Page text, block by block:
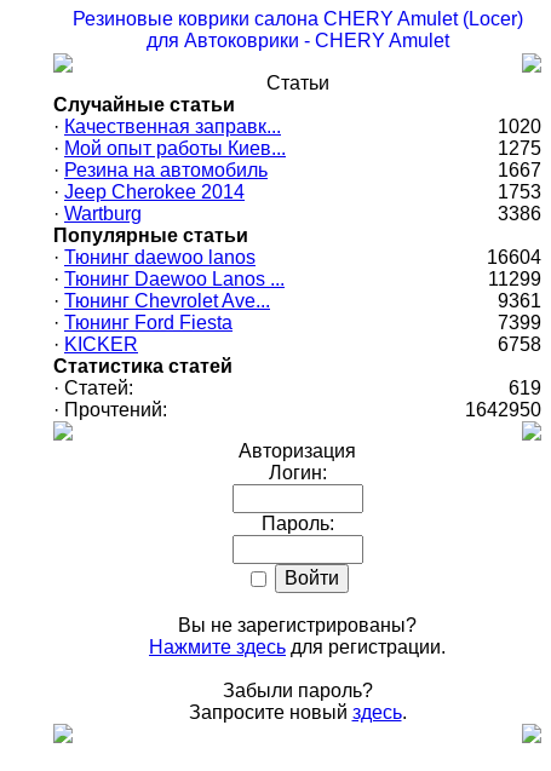
Резиновые коврики салона CHERY Amulet (Locer)
для Автоковрики - CHERY Amulet
Статьи
Случайные статьи
· Качественная заправк...
1020
· Мой опыт работы Киев...
1275
· Резина на автомобиль
1667
· Jeep Cherokee 2014
1753
· Wartburg
3386
Популярные статьи
· Тюнинг daewoo lanos
16604
· Тюнинг Daewoo Lanos ...
11299
· Тюнинг Chevrolet Ave...
9361
· Тюнинг Ford Fiesta
7399
· KICKER
6758
Статистика статей
· Статей:
619
· Прочтений:
1642950
Авторизация
Логин:
Пароль:
Вы не зарегистрированы?
Нажмите здесь для регистрации.
Забыли пароль?
Запросите новый здесь.